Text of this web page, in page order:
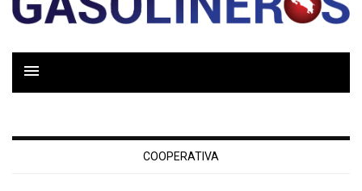
COOPERATIVA